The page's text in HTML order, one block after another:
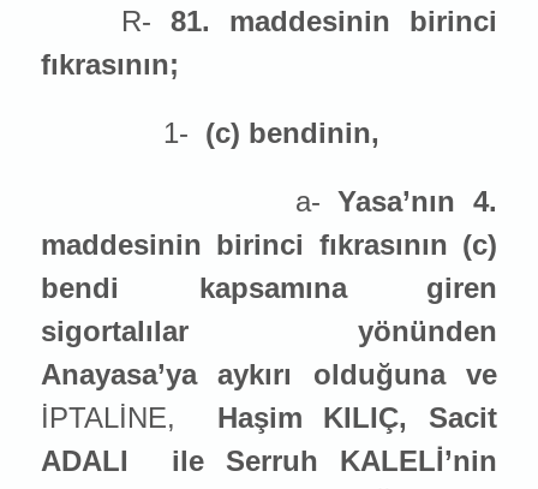
R- 81. maddesinin birinci
fıkrasının;
1- (c) bendinin,
a- Yasa’nın 4.
maddesinin birinci fıkrasının (c)
bendi kapsamına giren
sigortalılar yönünden
Anayasa’ya aykırı olduğuna ve
İPTALİNE,
Haşim KILIÇ, Sacit
ADALI
ile Serruh KALELİ’nin